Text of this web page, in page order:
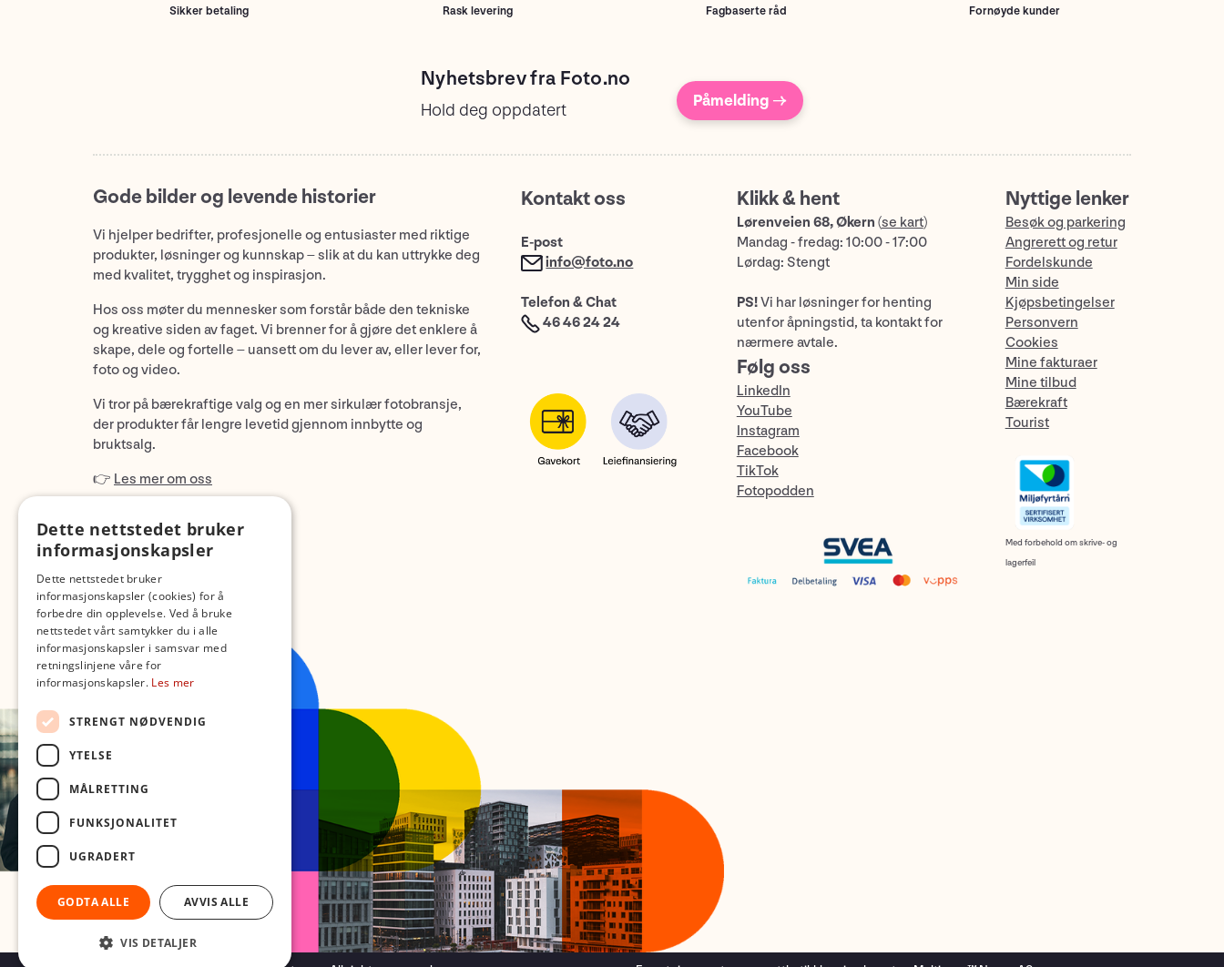
Sikker betaling Rask levering Fagbaserte råd Fornøyde kunder
Nyhetsbrev fra Foto.no
Hold deg oppdatert Påmelding →
Gode bilder og levende historier
Vi hjelper bedrifter, profesjonelle og entusiaster med riktige
produkter, løsninger og kunnskap – slik at du kan uttrykke deg
med kvalitet, trygghet og inspirasjon.
Hos oss møter du mennesker som forstår både den tekniske
og kreative siden av faget. Vi brenner for å gjøre det enklere å
skape, dele og fortelle – uansett om du lever av, eller lever for,
foto og video.
Vi tror på bærekraftige valg og en mer sirkulær fotobransje,
der produkter får lengre levetid gjennom innbytte og
bruktsalg.
👉 Les mer om oss
Kontakt oss
E-post
info@foto.no
Telefon & Chat
46 46 24 24
Klikk & hent
Lørenveien 68, Økern (se kart)
Mandag - fredag: 10:00 - 17:00
Lørdag: Stengt
PS!Vi har løsninger for henting
utenfor åpningstid, ta kontakt for
nærmere avtale.
Følg oss
LinkedIn
YouTube
Instagram
Facebook
TikTok
Fotopodden
Nyttige lenker
Besøk og parkering
Angrerett og retur
Fordelskunde
Min side
Kjøpsbetingelser
Personvern
Cookies
Mine fakturaer
Mine tilbud
Bærekraft
Tourist
Med forbehold om skrive- og
lagerfeil
Dette nettstedet bruker
informasjonskapsler
Dette nettstedet bruker
informasjonskapsler (cookies) for å
forbedre din opplevelse. Ved å bruke
nettstedet vårt samtykker du i alle
informasjonskapsler i samsvar med
retningslinjene våre for
informasjonskapsler. Les mer
STRENGT NØDVENDIG
YTELSE
MÅLRETTING
FUNKSJONALITET
UGRADERT
GODTA ALLE AVVIS ALLE
VIS DETALJER